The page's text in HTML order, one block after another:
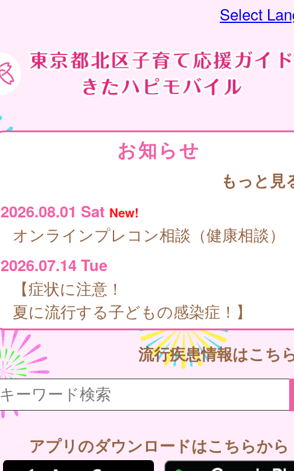
Select
お知らせ
もっと見
2026.08.01 Sat New!
オンラインプレコン相談（健康相談）
2026.07.14 Tue
【症状に注意！
夏に流行する子どもの感染症！】
流行疾患情報はこち
アプリのダウンロードはこちらから